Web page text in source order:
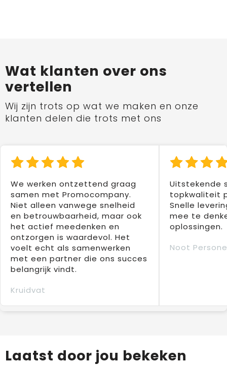
Wat klanten over ons
vertellen
Wij zijn trots op wat we maken en onze
klanten delen die trots met ons
We werken ontzettend graag
samen met Promocompany.
Niet alleen vanwege snelheid
en betrouwbaarheid, maar ook
het actief meedenken en
ontzorgen is waardevol. Het
voelt echt als samenwerken
met een partner die ons succes
belangrijk vindt.
Kruidvat
Uitstekende
topkwaliteit
Snelle
mee te
oplossingen.
Noot
Laatst door jou bekeken